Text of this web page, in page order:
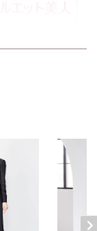
を。裏地はランバ
53.5 59.5